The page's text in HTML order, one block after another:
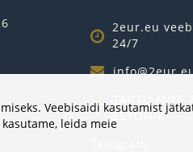
2eur.eu
24/7
TARTU
ESTONIA
Veebisaidi kasutamist
leida meie